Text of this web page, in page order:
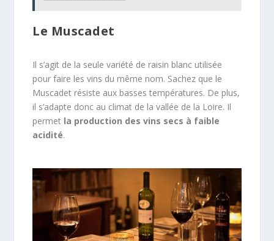
Le Muscadet
Il s’agit de la seule variété de raisin blanc utilisée
pour faire les vins du même nom. Sachez que le
Muscadet résiste aux basses températures. De plus,
il s’adapte donc au climat de la vallée de la Loire. Il
permet la production des vins secs à faible
acidité.